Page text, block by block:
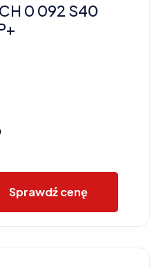
0 092 S40
Sprawdź cenę